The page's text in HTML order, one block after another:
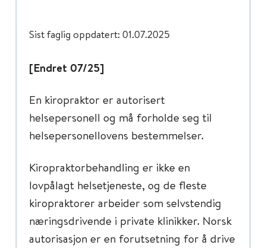
Sist faglig oppdatert: 01.07.2025
[Endret 07/25]
En kiropraktor er autorisert
helsepersonell og må forholde seg til
helsepersonellovens bestemmelser.
Kiropraktorbehandling er ikke en
lovpålagt helsetjeneste, og de fleste
kiropraktorer arbeider som selvstendig
næringsdrivende i private klinikker. Norsk
autorisasjon er en forutsetning for å drive